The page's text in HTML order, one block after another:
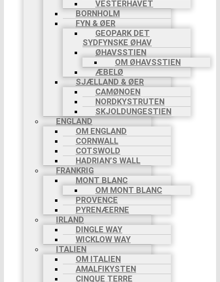
VESTERHAVET
BORNHOLM
FYN & ØER
GEOPARK DET
SYDFYNSKE ØHAV
ØHAVSSTIEN
OM ØHAVSSTIEN
ÆBELØ
SJÆLLAND & ØER
CAMØNOEN
NORDKYSTRUTEN
SKJOLDUNGESTIEN
ENGLAND
OM ENGLAND
CORNWALL
COTSWOLD
HADRIAN’S WALL
FRANKRIG
MONT BLANC
OM MONT BLANC
PROVENCE
PYRENÆERNE
IRLAND
DINGLE WAY
WICKLOW WAY
ITALIEN
OM ITALIEN
AMALFIKYSTEN
CINQUE TERRE